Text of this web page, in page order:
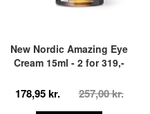
New Nordic Amazing Eye
Cream 15ml - 2 for 319,-
178,95 kr. 257,00 kr.